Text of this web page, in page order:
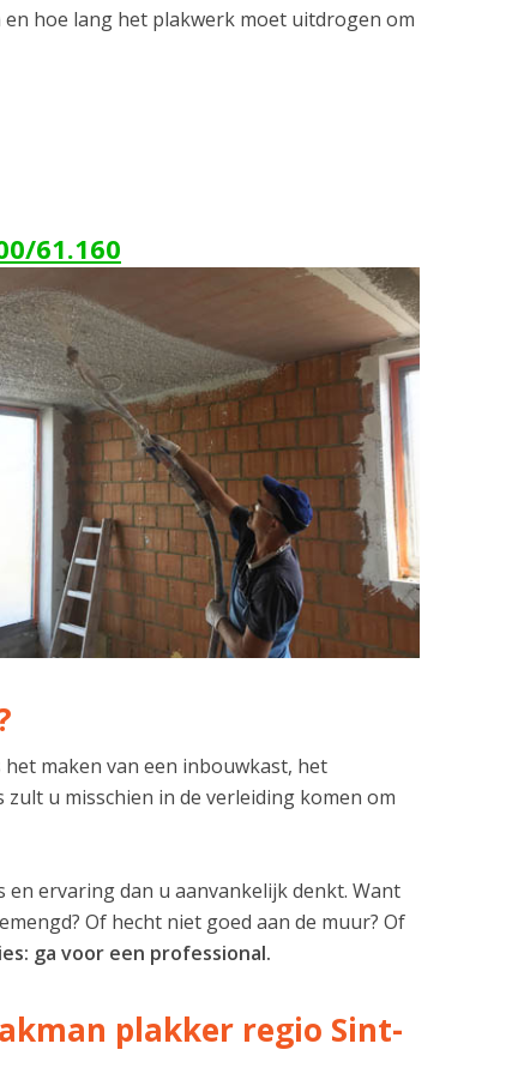
hoe lang het plakwerk moet uitdrogen om
61.160
maken van een inbouwkast, het
u misschien in de verleiding komen om
en ervaring dan u aanvankelijk denkt. Want
Of hecht niet goed aan de muur? Of
ga voor een professional.
plakker regio Sint-